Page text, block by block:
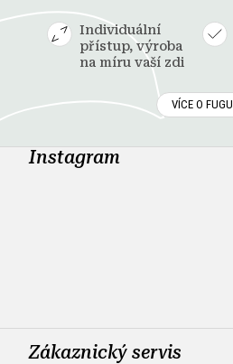
Individuální
přístup, výroba
na míru vaší zdi
VÍCE O FUGU
Instagram
Zákaznický servis